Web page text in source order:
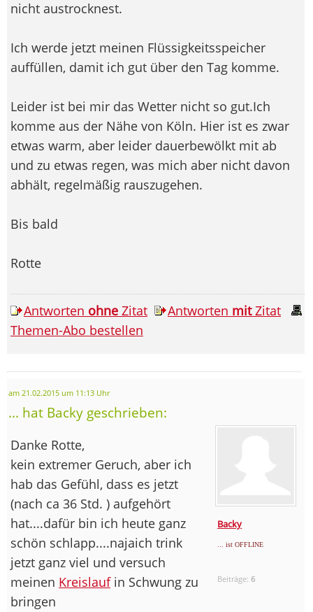
nicht austrocknest.
Ich werde jetzt meinen Flüssigkeitsspeicher
auffüllen, damit ich gut über den Tag komme.
Leider ist bei mir das Wetter nicht so gut.Ich
komme aus der Nähe von Köln. Hier ist es zwar
etwas warm, aber leider dauerbewölkt mit ab
und zu etwas regen, was mich aber nicht davon
abhält, regelmäßig rauszugehen.
Bis bald
Rotte
Antworten ohne Zitat Antworten mitZitat
Themen-Abo bestellen
am 21.02.2015 um 11:13 Uhr
... hat Backy geschrieben:
Backy
... ist OFFLINE
Beiträge:6
Danke Rotte,
kein extremer Geruch, aber ich
hab das Gefühl, dass es jetzt
(nach ca 36 Std. ) aufgehört
hat....dafür bin ich heute ganz
schön schlapp....najaich trink
jetzt ganz viel und versuch
meinen Kreislaufin Schwung zu
bringen